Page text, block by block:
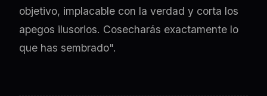
objetivo, implacable con la verdad y corta los
apegos ilusorios. Cosecharás exactamente lo
que has sembrado".